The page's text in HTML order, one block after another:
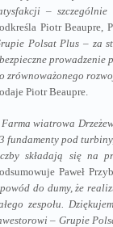
–
Piotr Beaupre,
Polsat Plus – za
prowadzenie
zrównoważonego
Piotr Beaupre.
Farma wiatrowa
fundamenty pod
składają się na
Paweł
do dumy, że
zespołu.
– Grupie